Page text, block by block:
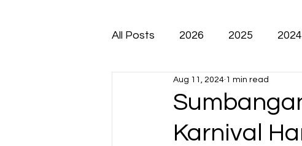
All Posts 2026 2025 2024
Karnival
Aug 11, 2024 1 min read